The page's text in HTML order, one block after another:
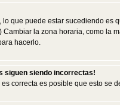
lo que puede estar sucediendo
Cambiar la zona horaria, como
hacerlo.
siguen siendo incorrectas!
correcta es posible que esto se